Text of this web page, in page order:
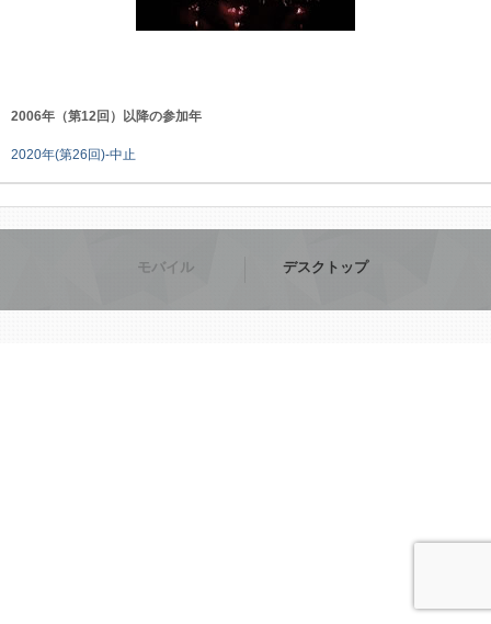
2006年（第12回）以降の参加年
2020年(第26回)-中止
モバイル デスクトップ